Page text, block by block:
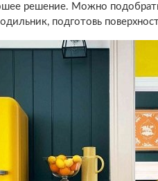
решение. Можно
подготовь